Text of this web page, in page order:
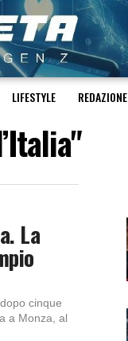
LIFESTYLE REDAZIONE
La
cinque
a Monza, al